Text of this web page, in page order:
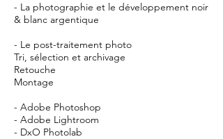
- La photographie et le développement noir
& blanc argentique
- Le post-traitement photo
Tri, sélection et archivage
Retouche
Montage
- Adobe Photoshop
- Adobe Lightroom
- DxO Photolab